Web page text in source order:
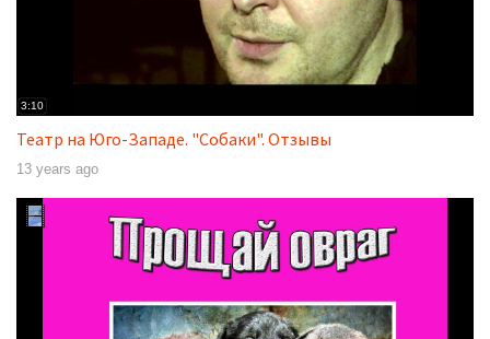
3:10
Театр на Юго-Западе. "Собаки". Отзывы
13 years ago